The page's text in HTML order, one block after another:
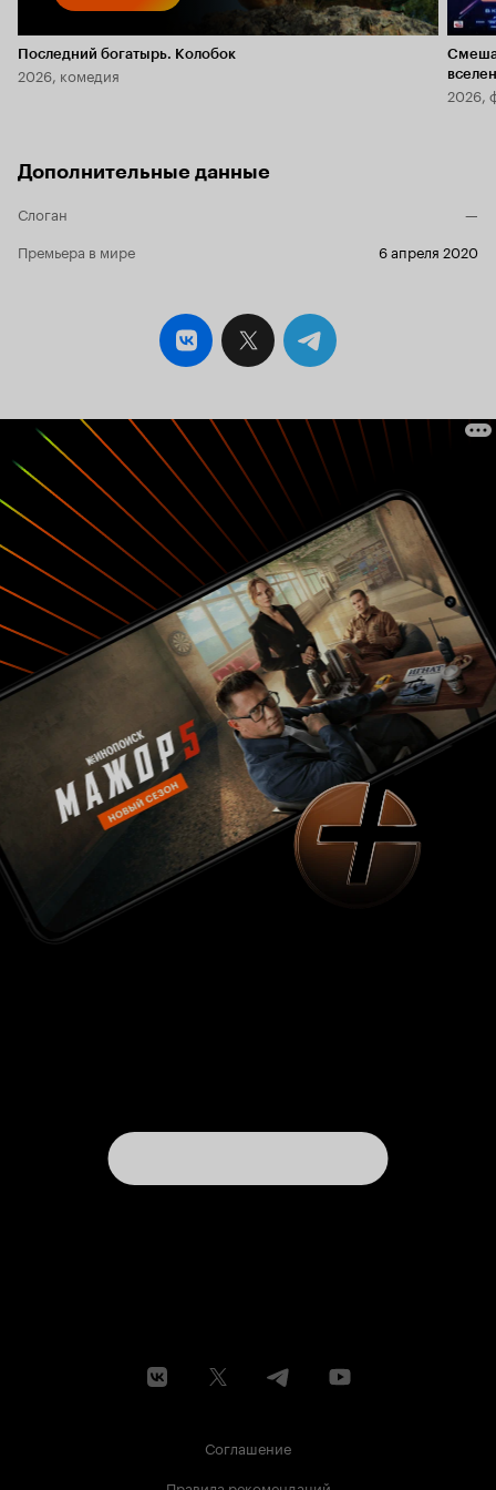
Последний богатырь. Колобок
2026, комедия
2026,
Дополнительные данные
Слоган
—
Премьера в мире
6 апреля 2020
Соглашение